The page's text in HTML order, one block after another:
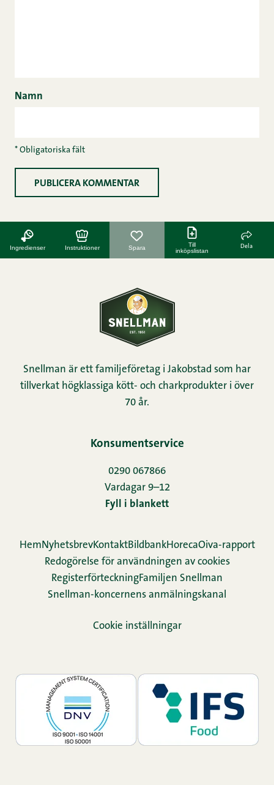
Namn
* Obligatoriska fält
Ingredienser Instruktioner Spara
Till
inköpslistan
Dela
Snellman är ett familjeföretag i Jakobstad som har
tillverkat högklassiga kött- och charkprodukter i över
70 år.
Konsumentservice
0290 067866
Vardagar 9–12
Fyll i blankett
HemNyhetsbrevKontaktBildbankHorecaOiva-rapport
Redogörelse för användningen av cookies
Re­gis­ter­för­teck­ningFamiljen Snellman
Snellman-koncernens anmälningskanal
Cookie inställningar